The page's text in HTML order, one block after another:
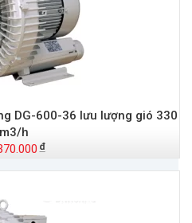
DG-600-36 lưu lượng gió 330
m3/h